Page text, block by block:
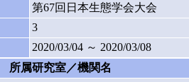
第67回日本生態学会大会
3
2020/03/04 ～ 2020/03/08
所属研究室／機関名